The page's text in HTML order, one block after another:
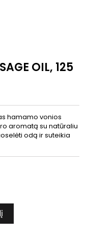
OIL, 125
hamamo vonios
aromatą su natūraliu
odą ir suteikia